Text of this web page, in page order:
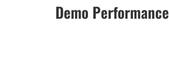
Demo Performance